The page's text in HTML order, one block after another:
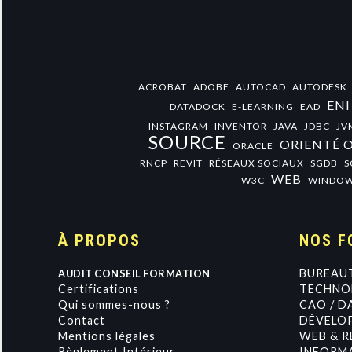
ACROBAT ADOBE AUTOCAD AUTODESK
DATADOCK E-LEARNING EAD ENI
INSTAGRAM INVENTOR JAVA JDBC
SOURCE ORACLE ORIENTÉ
RNCP REVIT RÉSEAUX SOCIAUX SGDB
W3C WEB
À PROPOS
AUDIT CONSEIL FORMATION
Certifications
Qui sommes-nous ?
Contact
Mentions légales
NOS
CAO /
WEB &